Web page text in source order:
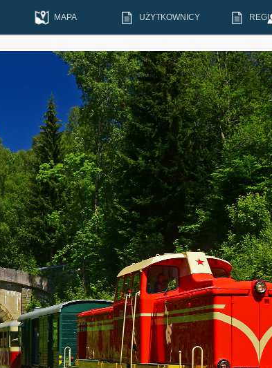
MAPA UŻYTKOWNICY